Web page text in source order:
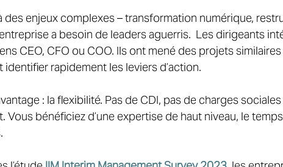
des enjeux complexes – transformation numérique,
a besoin de leaders aguerris.  Les dirigeants
CEO, CFO ou COO. Ils ont mené des projets
identifier rapidement les leviers d’action.
: la flexibilité. Pas de CDI, pas de charges
Vous bénéficiez d’une expertise de haut niveau, le